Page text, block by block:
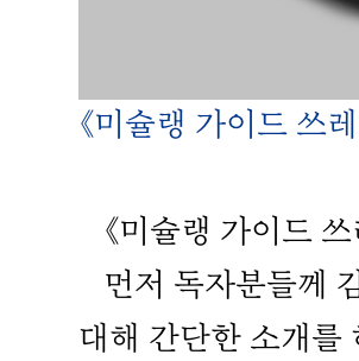
《미슐랭 가이드 쓰
《미슐랭 가이드
먼저 독자분들께
대해 간단한 소개를